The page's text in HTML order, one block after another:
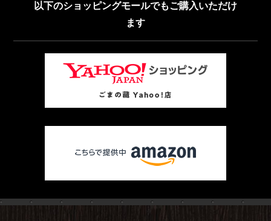
以下のショッピングモールでもご購入いただけ
ます